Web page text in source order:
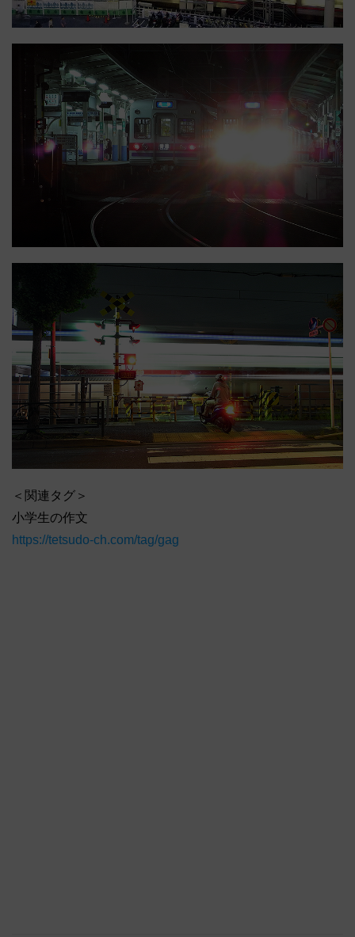
＜関連タグ＞
小学生の作文
https://tetsudo-ch.com/tag/gag